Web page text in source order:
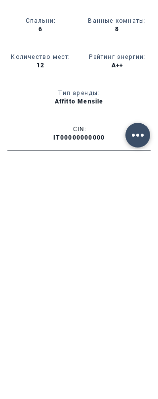
Спальни:
6
Количество мест:
12
Ванные комнаты:
8
Рейтинг энергии:
A++
Тип аренды:
Affitto Mensile
CIN:
IT00000000000